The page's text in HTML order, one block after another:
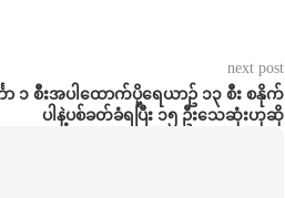
next post
၁ စီးအပါထောက်ပို့ရေယာဥ် ၁၃ စီး စနိုက်
ပါနဲ့ပစ်ခတ်ခံရပြီး ၁၅ ဦးသေဆုံးဟုဆို